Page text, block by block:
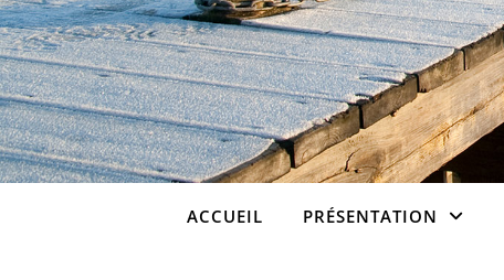
ACCUEIL PRÉSENTATION